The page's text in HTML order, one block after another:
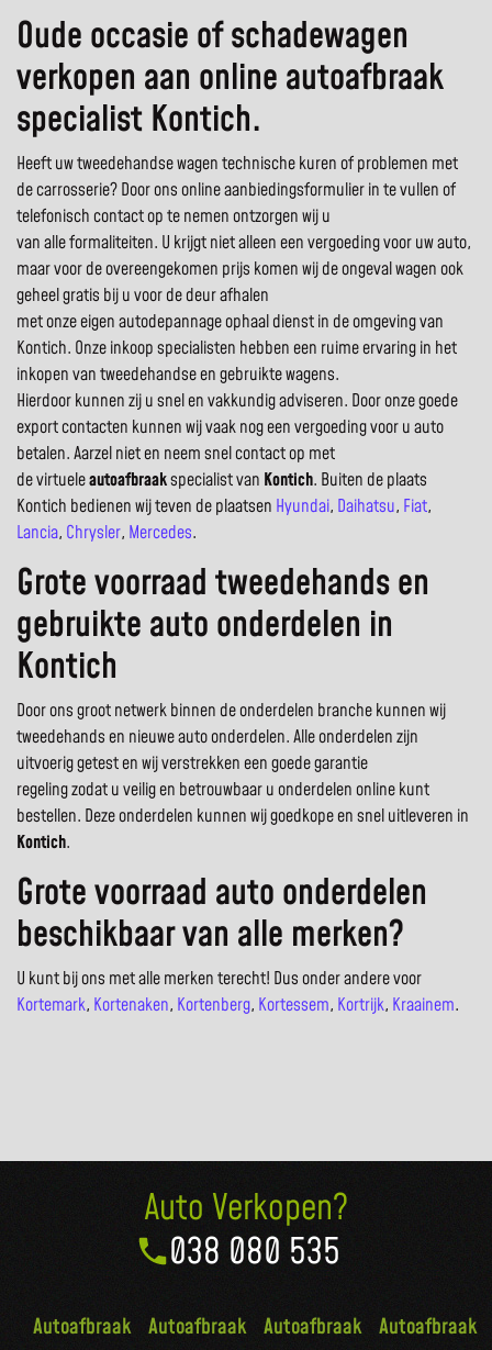
Oude occasie of schadewagen
verkopen aan online autoafbraak
specialist Kontich.
Heeft uw tweedehandse wagen technische kuren of problemen met
de carrosserie? Door ons online aanbiedingsformulier in te vullen of
telefonisch contact op te nemen ontzorgen wij u
van alle formaliteiten. U krijgt niet alleen een vergoeding voor uw auto,
maar voor de overeengekomen prijs komen wij de ongeval wagen ook
geheel gratis bij u voor de deur afhalen
met onze eigen autodepannage ophaal dienst in de omgeving van
Kontich. Onze inkoop specialisten hebben een ruime ervaring in het
inkopen van tweedehandse en gebruikte wagens.
Hierdoor kunnen zij u snel en vakkundig adviseren. Door onze goede
export contacten kunnen wij vaak nog een vergoeding voor u auto
betalen. Aarzel niet en neem snel contact op met
de virtueleautoafbraakspecialist van Kontich. Buiten de plaats
Kontich bedienen wij teven de plaatsen Hyundai, Daihatsu, Fiat,
Lancia, Chrysler, Mercedes.
Grote voorraad tweedehands en
gebruikte auto onderdelen in
Kontich
Door ons groot netwerk binnen de onderdelen branche kunnen wij
tweedehands en nieuwe auto onderdelen. Alle onderdelen zijn
uitvoerig getest en wij verstrekken een goede garantie
regeling zodat u veilig en betrouwbaar u onderdelen online kunt
bestellen. Deze onderdelen kunnen wij goedkope en snel uitleveren in
Kontich.
Grote voorraad auto onderdelen
beschikbaar van alle merken?
U kunt bij ons met alle merken terecht! Dus onder andere voor
Kortemark, Kortenaken, Kortenberg, Kortessem, Kortrijk, Kraainem.
Auto Verkopen?
038 080 535
Autoafbraak Autoafbraak Autoafbraak Autoafbraak